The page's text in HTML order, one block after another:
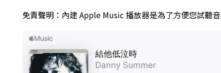
免責聲明：內建 Apple Music 播放器是為了方便您試聽